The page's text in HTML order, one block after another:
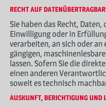
RECHT AUF
Sie haben das Recht,
Einwilligung oder in
verarbeiten, an sich oder
gängigen,
lassen. Sofern Sie die
einen anderen
soweit es technisch
AUSKUNFT, BERICHTIGUNG UND